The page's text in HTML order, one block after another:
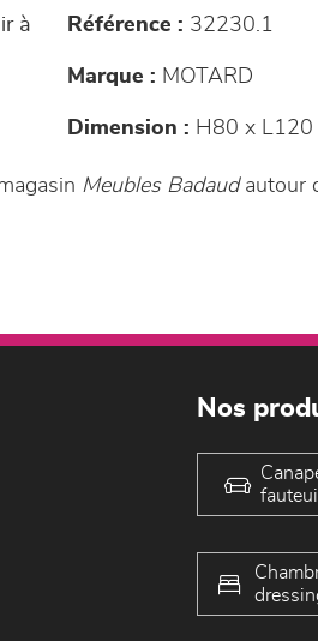
à
Référence : 32230.1
Marque : MOTARD
Dimension : H80 x L120
Meubles Badaudautour
Nos